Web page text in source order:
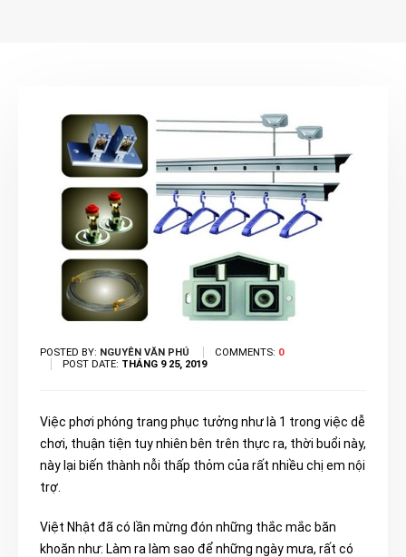
POSTED BY: NGUYÊN VĂN PHÚ COMMENTS: 0
POST DATE: THÁNG 9 25, 2019
Việc phơi phóng trang phục tưởng như là 1 trong việc dễ
chơi, thuận tiện tuy nhiên bên trên thực ra, thời buổi này,
này lại biến thành nỗi thấp thỏm của rất nhiều chị em nội
trợ.
Việt Nhật đã có lần mừng đón những thắc mắc băn
khoăn như: Làm ra làm sao để những ngày mưa, rất có